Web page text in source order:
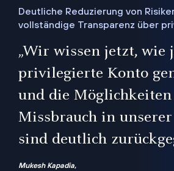
Deutliche Reduzierung von
vollständige Transparenz über
„Wir wissen jetzt, wie
privilegierte Konto
und die
Missbrauch in
sind deutlich
Mukesh Kapadia,